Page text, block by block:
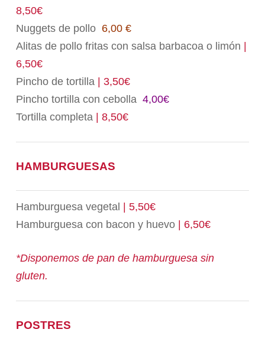
8,50€
Nuggets de pollo 6,00 €
Alitas de pollo fritas con salsa barbacoa o limón
6,50€
Pincho de tortilla | 3,50€
Pincho tortilla con cebolla 4,00€
Tortilla completa | 8,50€
HAMBURGUESAS
Hamburguesa vegetal
| 5,50€
Hamburguesa con bacon y huevo | 6,50€
*Disponemos de pan de hamburguesa sin
gluten.
POSTRES